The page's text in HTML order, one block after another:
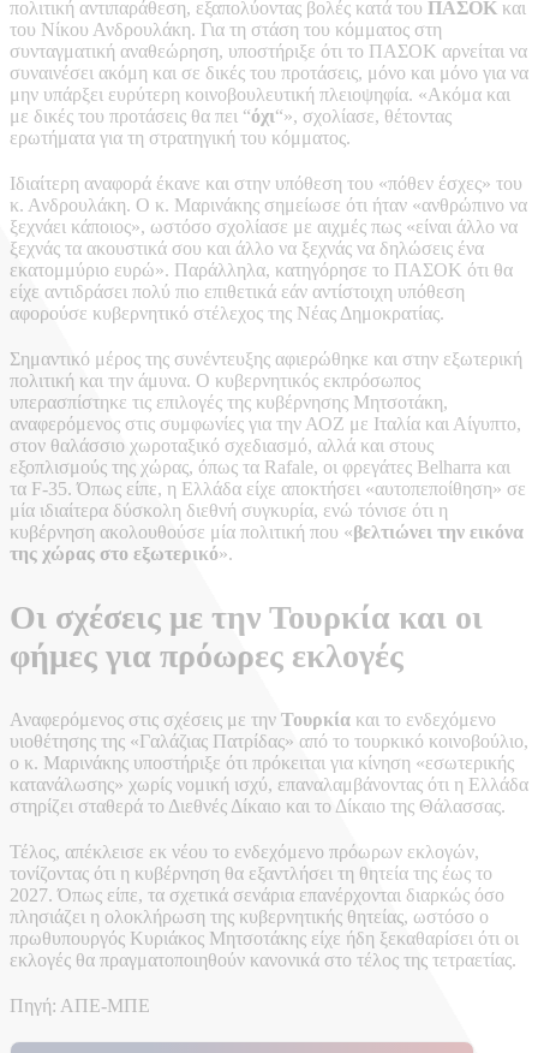
πολιτική αντιπαράθεση, εξαπολύοντας βολές κατά του ΠΑΣΟΚ και
του Νίκου Ανδρουλάκη. Για τη στάση του κόμματος στη
συνταγματική αναθεώρηση, υποστήριξε ότι το ΠΑΣΟΚ αρνείται να
συναινέσει ακόμη και σε δικές του προτάσεις, μόνο και μόνο για να
μην υπάρξει ευρύτερη κοινοβουλευτική πλειοψηφία. «Ακόμα και
με δικές του προτάσεις θα πει “όχι“», σχολίασε, θέτοντας
ερωτήματα για τη στρατηγική του κόμματος.
Ιδιαίτερη αναφορά έκανε και στην υπόθεση του «πόθεν έσχες» του
κ. Ανδρουλάκη. Ο κ. Μαρινάκης σημείωσε ότι ήταν «ανθρώπινο να
ξεχνάει κάποιος», ωστόσο σχολίασε με αιχμές πως «είναι άλλο να
ξεχνάς τα ακουστικά σου και άλλο να ξεχνάς να δηλώσεις ένα
εκατομμύριο ευρώ». Παράλληλα, κατηγόρησε το ΠΑΣΟΚ ότι θα
είχε αντιδράσει πολύ πιο επιθετικά εάν αντίστοιχη υπόθεση
αφορούσε κυβερνητικό στέλεχος της Νέας Δημοκρατίας.
Σημαντικό μέρος της συνέντευξης αφιερώθηκε και στην εξωτερική
πολιτική και την άμυνα. Ο κυβερνητικός εκπρόσωπος
υπερασπίστηκε τις επιλογές της κυβέρνησης Μητσοτάκη,
αναφερόμενος στις συμφωνίες για την ΑΟΖ με Ιταλία και Αίγυπτο,
στον θαλάσσιο χωροταξικό σχεδιασμό, αλλά και στους
εξοπλισμούς της χώρας, όπως τα Rafale, οι φρεγάτες Belharra και
τα F-35. Όπως είπε, η Ελλάδα είχε αποκτήσει «αυτοπεποίθηση» σε
μία ιδιαίτερα δύσκολη διεθνή συγκυρία, ενώ τόνισε ότι η
κυβέρνηση ακολουθούσε μία πολιτική που «βελτιώνει την εικόνα
της χώρας στο εξωτερικό».
Οι σχέσεις με την Τουρκία και οι
φήμες για πρόωρες εκλογές
Αναφερόμενος στις σχέσεις με την Τουρκία και το ενδεχόμενο
υιοθέτησης της «Γαλάζιας Πατρίδας» από το τουρκικό κοινοβούλιο,
ο κ. Μαρινάκης υποστήριξε ότι πρόκειται για κίνηση «εσωτερικής
κατανάλωσης» χωρίς νομική ισχύ, επαναλαμβάνοντας ότι η Ελλάδα
στηρίζει σταθερά το Διεθνές Δίκαιο και το Δίκαιο της Θάλασσας.
Τέλος, απέκλεισε εκ νέου το ενδεχόμενο πρόωρων εκλογών,
τονίζοντας ότι η κυβέρνηση θα εξαντλήσει τη θητεία της έως το
2027. Όπως είπε, τα σχετικά σενάρια επανέρχονται διαρκώς όσο
πλησιάζει η ολοκλήρωση της κυβερνητικής θητείας, ωστόσο ο
πρωθυπουργός Κυριάκος Μητσοτάκης είχε ήδη ξεκαθαρίσει ότι οι
εκλογές θα πραγματοποιηθούν κανονικά στο τέλος της τετραετίας.
Πηγή: ΑΠΕ-ΜΠΕ